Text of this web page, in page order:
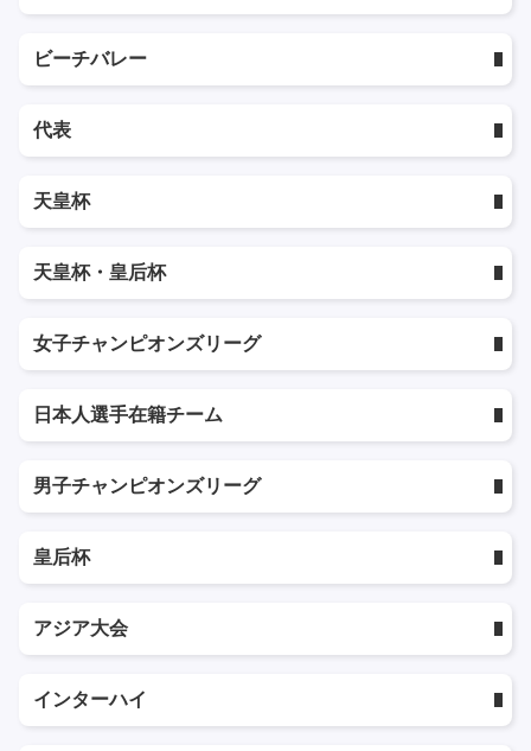
ビーチバレー
代表
天皇杯
天皇杯・皇后杯
女子チャンピオンズリーグ
日本人選手在籍チーム
男子チャンピオンズリーグ
皇后杯
アジア大会
インターハイ